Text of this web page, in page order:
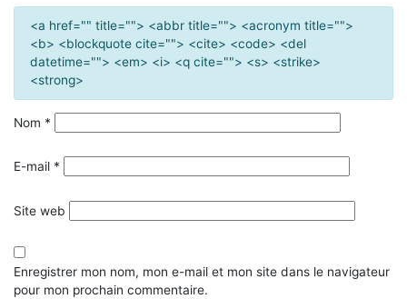
<a href="" title=""> <abbr title=""> <acronym title="">
<b> <blockquote cite=""> <cite> <code> <del
datetime=""> <em> <i> <q cite=""> <s> <strike>
<strong>
Nom *
E-mail *
Site web
Enregistrer mon nom, mon e-mail et mon site dans le navigateur
pour mon prochain commentaire.